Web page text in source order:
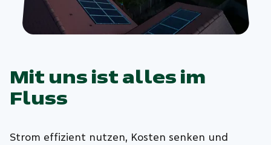
Mit uns ist alles im
Fluss
Strom effizient nutzen, Kosten senken und